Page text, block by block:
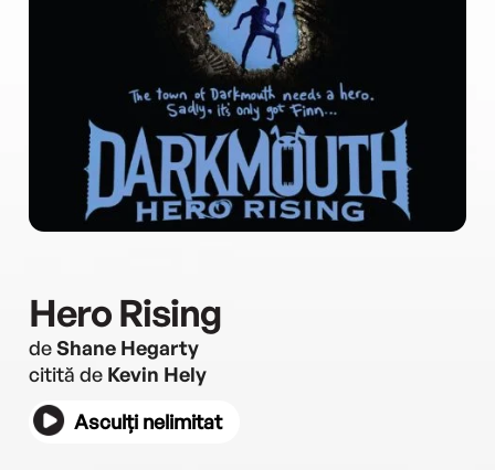
Hero Rising
deShane Hegarty
citită de Kevin Hely
Asculți nelimitat